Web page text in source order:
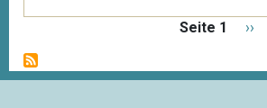
i
t
Seite 1
N
c
››